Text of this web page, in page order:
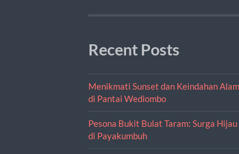
Recent Posts
Menikmati Sunset dan Keindahan Alam
di Pantai Wediombo
Pesona Bukit Bulat Taram: Surga Hijau
di Payakumbuh